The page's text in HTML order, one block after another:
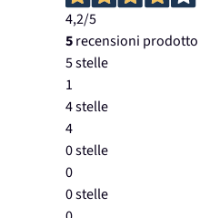
4,2/5
5recensioni prodotto
5 stelle
1
4 stelle
4
0 stelle
0
0 stelle